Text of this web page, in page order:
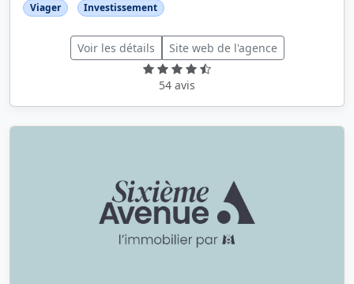
Viager
Investissement
Voir les détails Site web de l'agence
54 avis